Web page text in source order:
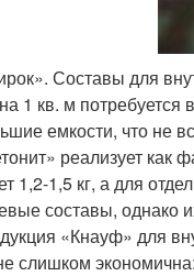
Составы для
1 кв. м потребуется
емкости, что не
реализует как
1,2-1,5 кг, а для
составы, однако
«Кнауф» для
слишком